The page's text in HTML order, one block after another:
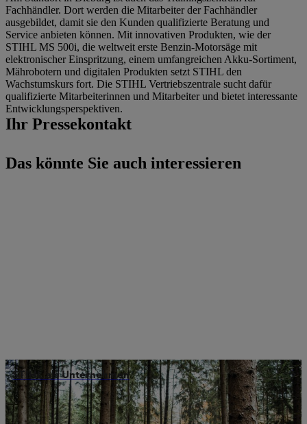
Fachhändler. Dort werden die Mitarbeiter der Fachhändler
ausgebildet, damit sie den Kunden qualifizierte Beratung und
Service anbieten können. Mit innovativen Produkten, wie der
STIHL MS 500i, die weltweit erste Benzin-Motorsäge mit
elektronischer Einspritzung, einem umfangreichen Akku-Sortiment,
Mährobotern und digitalen Produkten setzt STIHL den
Wachstumskurs fort. Die STIHL Vertriebszentrale sucht dafür
qualifizierte Mitarbeiterinnen und Mitarbeiter und bietet interessante
Entwicklungsperspektiven.
Ihr Pressekontakt
Das könnte Sie auch interessieren
STIHL als Unternehmen